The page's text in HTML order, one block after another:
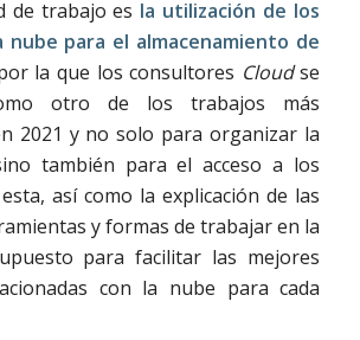
de trabajo es la utilización de los
nube para el almacenamiento de
la que los consultores Cloudse
otro de los trabajos más
2021 y no solo para organizar la
también para el acceso a los
así como la explicación de las
y formas de trabajar en la
para facilitar las mejores
con la nube para cada